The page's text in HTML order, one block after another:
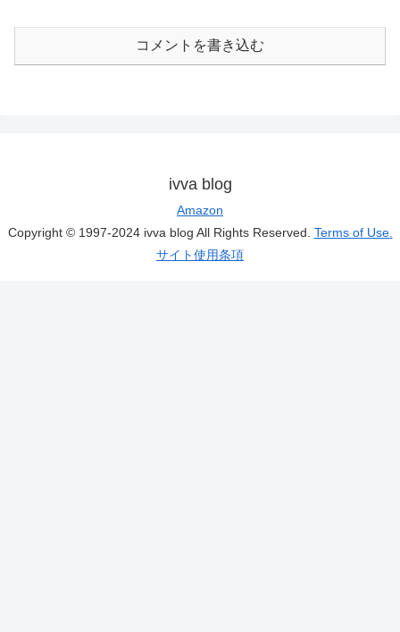
コメントを書き込む
ivva blog
Amazon
Copyright © 1997-2024 ivva blog All Rights Reserved. Terms of Use.
サイト使用条項